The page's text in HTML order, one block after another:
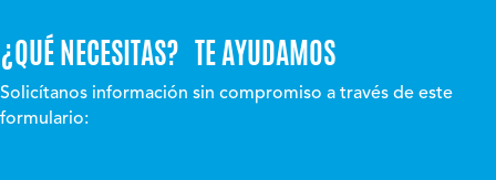
¿QUÉ NECESITAS? TE AYUDAMOS
Solicítanos información sin compromiso a través de este
formulario: